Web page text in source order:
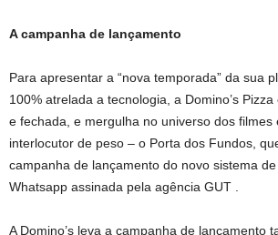
A campanha de lançamento
Para apresentar a “nova temporada” da sua
100% atrelada a tecnologia, a Domino’s
e fechada, e mergulha no universo dos filmes
interlocutor de peso – o Porta dos Fundos,
campanha de lançamento do novo sistema
Whatsapp assinada pela agência GUT .
A Domino’s leva a campanha de lançamento